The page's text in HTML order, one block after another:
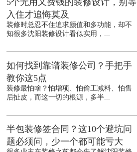
5个无用又费钱的装修设计，别等
入住才追悔莫及
装修时总忍不住追求颜值和多功能，却不
知很多沈阳装修设计看似实用，...
如何找到靠谱装修公司？手把手
教你这5点
装修最怕啥？怕增项、怕偷工减料、怕售
后扯皮，而这一切的根源，多半...
半包装修签合同？这10个避坑问
题必须问，少一个都可能亏大